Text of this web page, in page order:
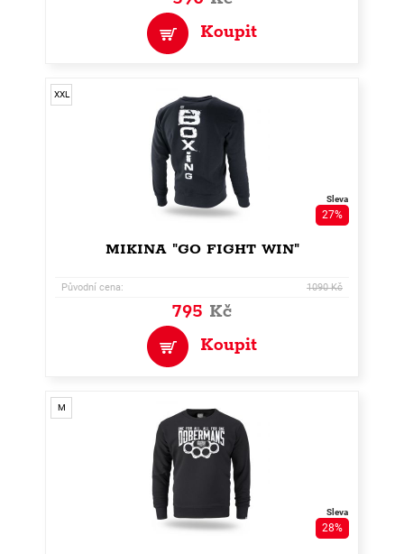
Koupit
XXL
Sleva
27%
MIKINA "GO FIGHT WIN"
Původní cena: 1090 Kč
795 Kč
Koupit
M
Sleva
28%